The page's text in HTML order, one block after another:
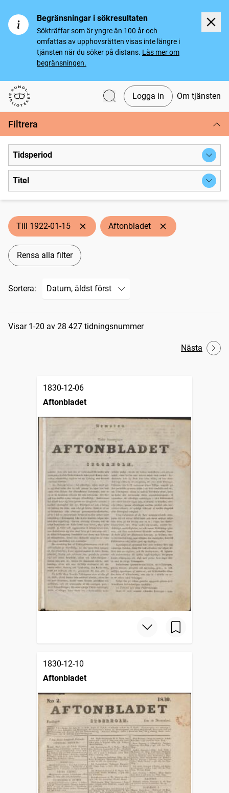
Begränsningar i sökresultaten
Sökträffar som är yngre än 100 år och
omfattas av upphovsrätten visas inte längre i
tjänsten när du söker på distans. Läs mer om
begränsningen.
Svenska tidningar
Logga in Om tjänsten
Filtrera
Tidsperiod
Titel
Till 1922-01-15 Aftonbladet
Rensa alla filter
Sortera:
Sökresultat
Visar 1-20 av 28 427 tidningsnummer
Nästa
1830-12-06
Aftonbladet
1830-12-10
Aftonbladet